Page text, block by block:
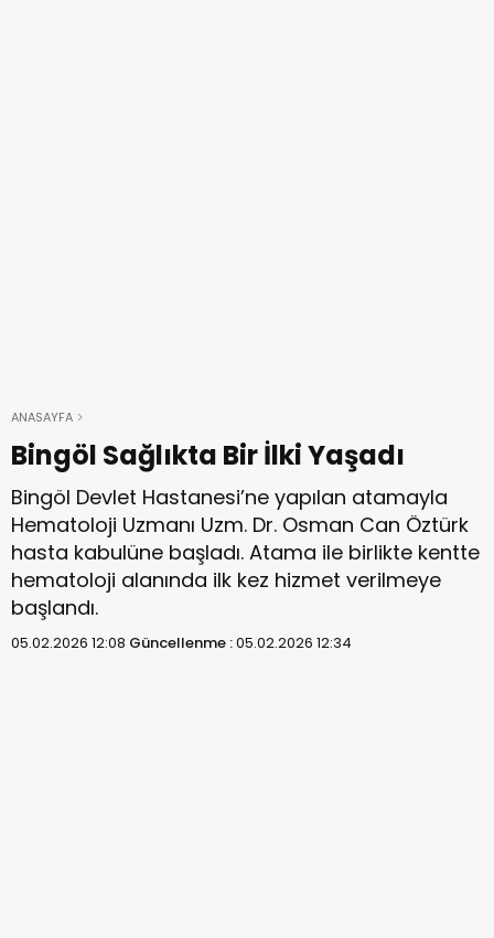
ANASAYFA
Bingöl Sağlıkta Bir İlki Yaşadı
Bingöl Devlet Hastanesi’ne yapılan atamayla
Hematoloji Uzmanı Uzm. Dr. Osman Can Öztürk
hasta kabulüne başladı. Atama ile birlikte kentte
hematoloji alanında ilk kez hizmet verilmeye
başlandı.
05.02.2026 12:08 Güncellenme :05.02.2026 12:34